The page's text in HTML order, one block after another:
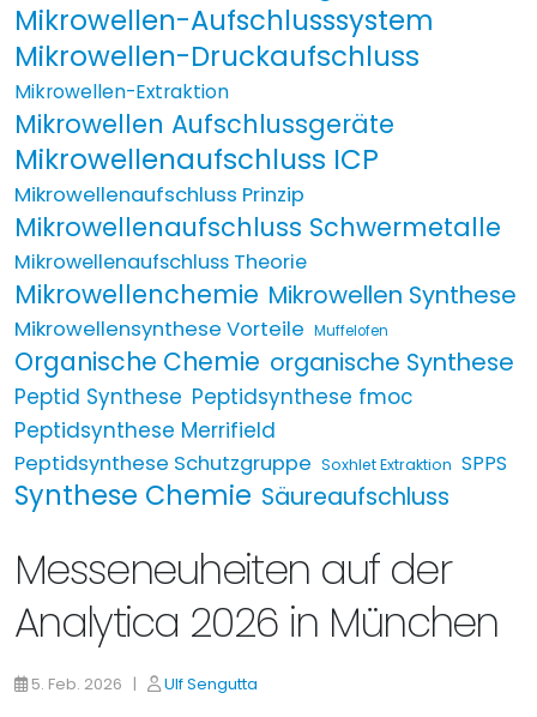
Mikrowellen-Aufschlusssystem
Mikrowellen-Druckaufschluss
Mikrowellen-Extraktion
Mikrowellen Aufschlussgeräte
Mikrowellenaufschluss ICP
Mikrowellenaufschluss Prinzip
Mikrowellenaufschluss Schwermetalle
Mikrowellenaufschluss Theorie
Mikrowellenchemie Mikrowellen Synthese
Mikrowellensynthese Vorteile Muffelofen
Organische Chemie organische Synthese
Peptid Synthese Peptidsynthese fmoc
Peptidsynthese Merrifield
Peptidsynthese Schutzgruppe Soxhlet Extraktion SPPS
Synthese Chemie Säureaufschluss
Messeneuheiten auf der
Analytica 2026 in München
5. Feb. 2026 | Ulf Sengutta